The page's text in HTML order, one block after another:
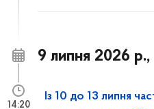
9 липня 2026 р.,
Із 10 до 13 липня
14:20